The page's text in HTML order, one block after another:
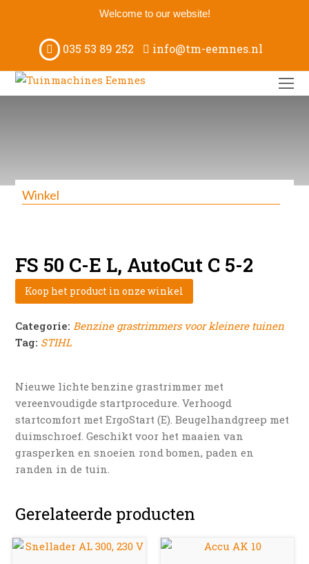
Welcome to our website!
035 53 89 252 info@tm-eemnes.nl
Winkel
FS 50 C-E L, AutoCut C 5-2
Koop het product in onze winkel
Categorie: Benzine grastrimmers voor kleinere tuinen
Tag: STIHL
Nieuwe lichte benzine grastrimmer met
vereenvoudigde startprocedure. Verhoogd
startcomfort met ErgoStart (E). Beugelhandgreep met
duimschroef. Geschikt voor het maaien van
grasperken en snoeien rond bomen, paden en
randen in de tuin.
Gerelateerde producten